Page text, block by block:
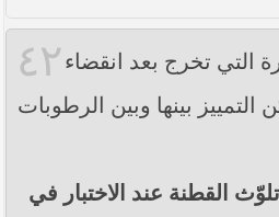
٤٢ التي تخرج بعد انقضاء
بينها وبين الرطوبات
القطنة عند الاختبار في